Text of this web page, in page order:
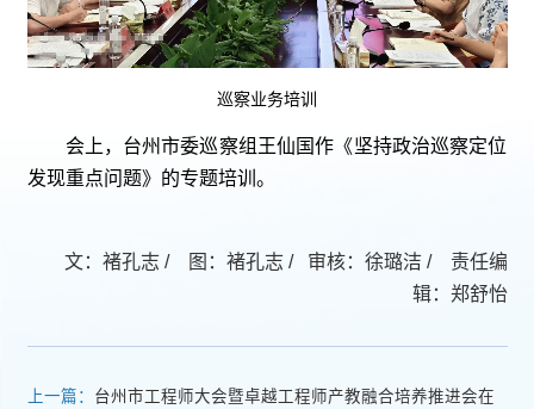
巡察业务培训
会上，台州市委巡察组王仙国作《坚持政治巡察定位
发现重点问题》的专题培训。
文：褚孔志 / 图：褚孔志 / 审核：徐璐洁 / 责任编
辑：郑舒怡
上一篇： 台州市工程师大会暨卓越工程师产教融合培养推进会在